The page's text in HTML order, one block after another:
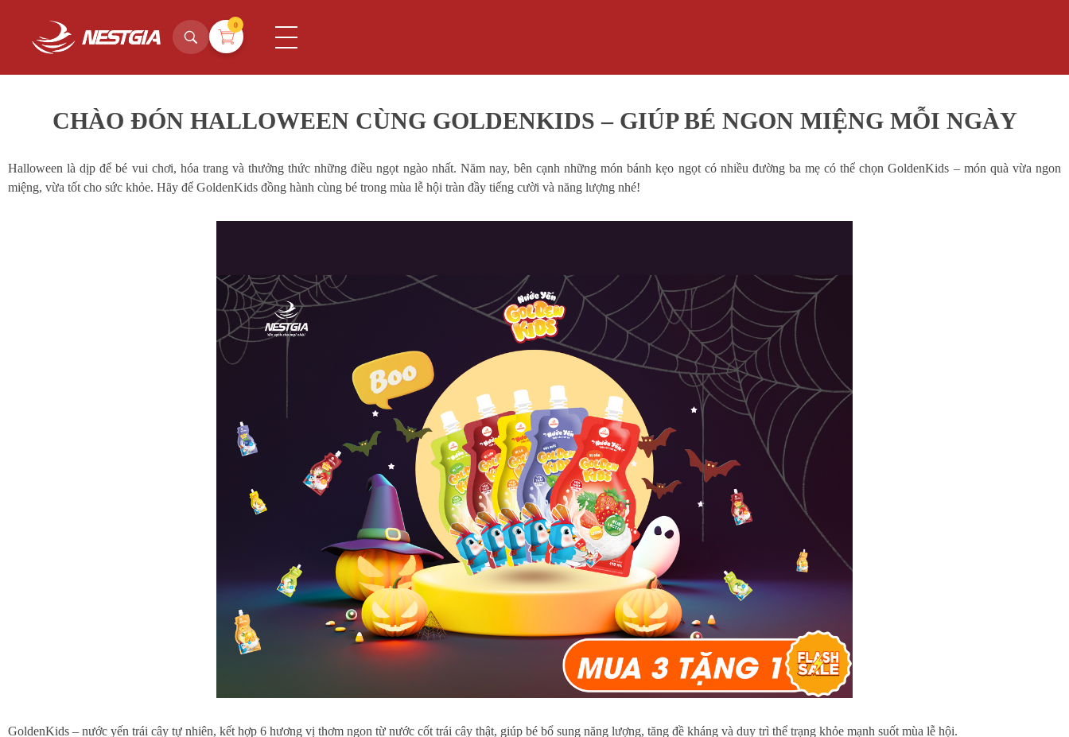
0
CHÀO ĐÓN HALLOWEEN CÙNG GOLDENKIDS – GIÚP BÉ NGON MIỆNG MỖI NGÀY
Halloween là dịp để bé vui chơi, hóa trang và thưởng thức những điều ngọt ngào nhất. Năm nay, bên cạnh những món bánh kẹo ngọt có nhiều đường ba mẹ có thể chọn GoldenKids – món quà vừa ngon
miệng, vừa tốt cho sức khỏe. Hãy để GoldenKids đồng hành cùng bé trong mùa lễ hội tràn đầy tiếng cười và năng lượng nhé!
GoldenKids – nước yến trái cây tự nhiên, kết hợp 6 hương vị thơm ngon từ nước cốt trái cây thật, giúp bé bổ sung năng lượng, tăng đề kháng và duy trì thể trạng khỏe mạnh suốt mùa lễ hội.